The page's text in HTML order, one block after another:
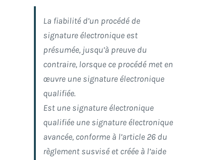
La fiabilité d’un procédé de
signature électronique est
présumée, jusqu’à preuve du
contraire, lorsque ce procédé met en
œuvre une signature électronique
qualifiée.
Est une signature électronique
qualifiée une signature électronique
avancée, conforme à l’article 26 du
règlement susvisé et créée à l’aide